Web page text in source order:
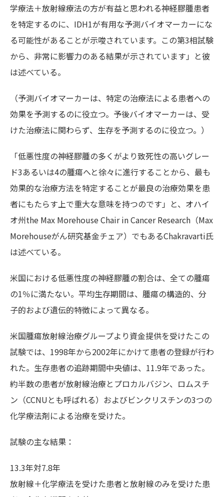
学療法＋放射線療法の方が有益と思われる神経膠腫患者
を特定するのに、IDH1が有用な予測バイオマーカーにな
る可能性があることが示唆されています。この第3相試験
から、非常に影響力のある結果が示されています」と彼
は述べている。
（予測バイオマーカーは、特定の治療法による患者への
効果を予測するのに役立つ。予後バイオマーカーは、受
けた治療法に関わらず、生存を予測するのに役立つ。）
「低悪性度の神経膠腫の多くがより致死性の高いグレー
ド3あるいは4の腫瘍へと徐々に進行することから、最も
効果的な治療方法を特定することが最良の治療効果を患
者にもたらす上で重大な意味を持つのです」と、オハイ
オ州the Max Morehouse Chair in Cancer Research（Max
Morehouseがん研究基金チェア）でもあるChakravarti氏
は述べている。
米国における低悪性度の神経膠腫の割合は、全ての腫瘍
の1％に満たない。平均生存期間は、腫瘍の構造的、分
子的および遺伝的特徴によって異なる。
米国腫瘍放射線治療グループより資金提供を受けたこの
試験では、1998年から2002年にかけて患者の登録が行わ
れた。生存患者の追跡期間中央値は、11.9年であった。
約半数の患者が放射線治療とプロカルバジン、ロムスチ
ン（CCNUとも呼ばれる）およびビンクリスチンの3つの
化学療法剤による治療を受けた。
試験の主な結果：
13.3年対7.8年
放射線＋化学療法を受けた患者と放射線のみを受けた患